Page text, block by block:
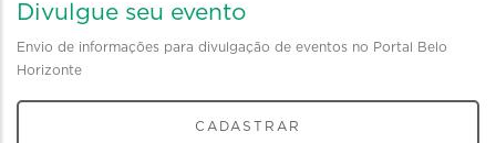
Divulgue seu evento
Envio de informações para divulgação de eventos no Portal Belo
Horizonte
CADASTRAR